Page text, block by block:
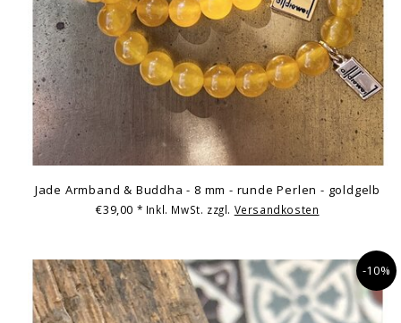
Jade Armband & Buddha - 8 mm - runde Perlen - goldgelb
€39,00 * Inkl. MwSt. zzgl. Versandkosten
-10%